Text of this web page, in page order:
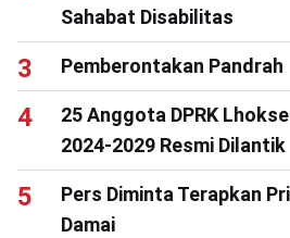
Sahabat Disabilitas
Pemberontakan Pandrah
25 Anggota DPRK
2024-2029 Resmi Dilantik
Pers Diminta Terapkan
Damai